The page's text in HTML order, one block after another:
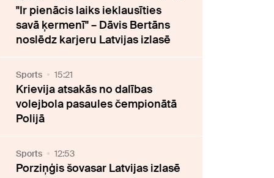
"Ir pienācis laiks ieklausīties
savā ķermenī" – Dāvis Bertāns
noslēdz karjeru Latvijas izlasē
Sports 15:21
Krievija atsakās no dalības
volejbola pasaules čempionātā
Polijā
Sports 12:53
Porziņģis šovasar Latvijas izlasē